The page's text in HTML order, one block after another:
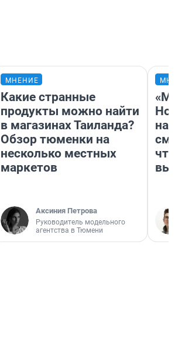
МНЕНИЕ
Какие странные
продукты можно найти
в магазинах Таиланда?
Обзор тюменки на
несколько местных
маркетов
Аксиния Петрова
Руководитель модельного
агентства в Тюмени
«Мы